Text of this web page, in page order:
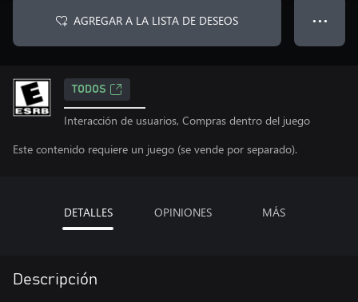
AGREGAR A LA LISTA DE DESEOS ● ● ●
TODOS
Interacción de usuarios, Compras dentro del juego
Este contenido requiere un juego (se vende por separado).
DETALLES OPINIONES MÁS
Descripción